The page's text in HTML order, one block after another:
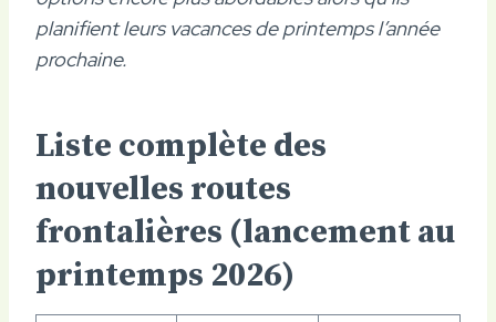
planifient leurs vacances de printemps l’année
prochaine.
Liste complète des
nouvelles routes
frontalières (lancement au
printemps 2026)